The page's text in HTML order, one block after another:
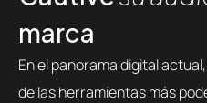
marca
En el panorama digital
de las herramientas más